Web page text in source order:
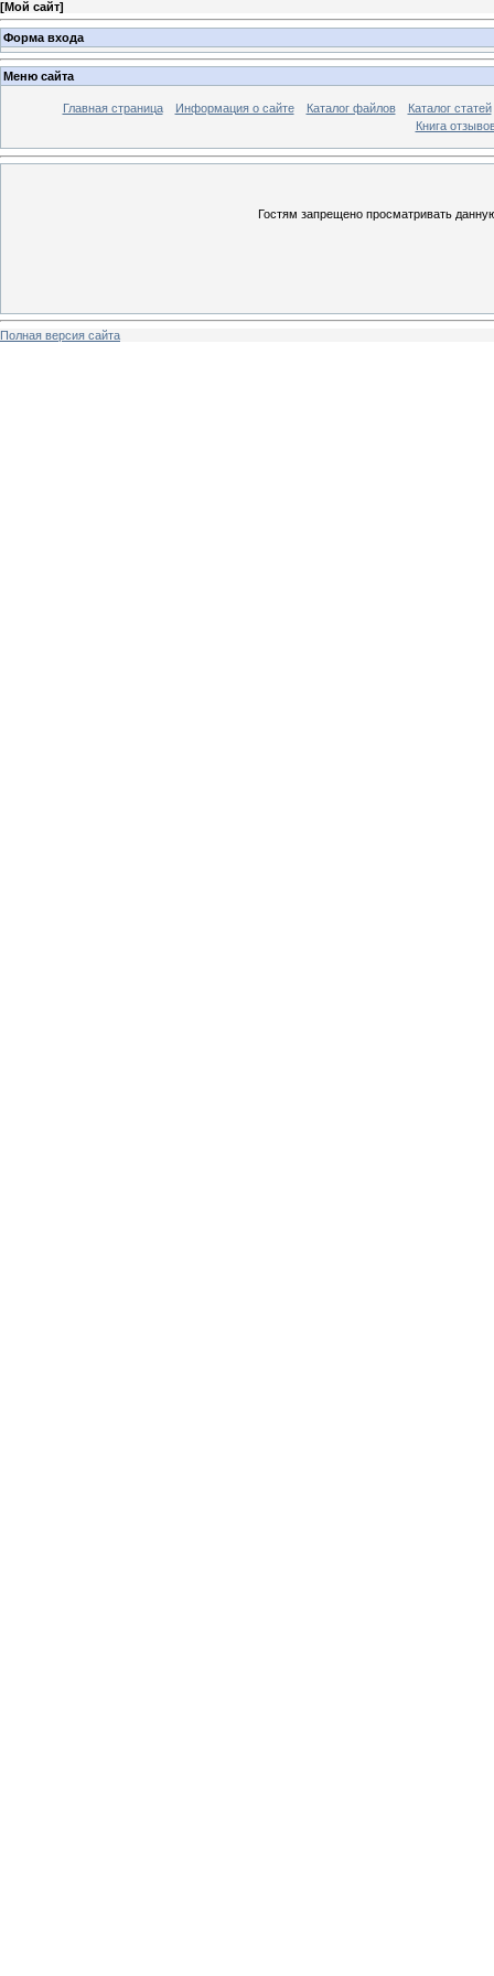
[Мой сайт]
Форма входа
Меню сайта
Главная страница Информация о сайте Каталог файлов
Каталог статей
Книга
Гостям запрещено просматривать
Полная версия сайта